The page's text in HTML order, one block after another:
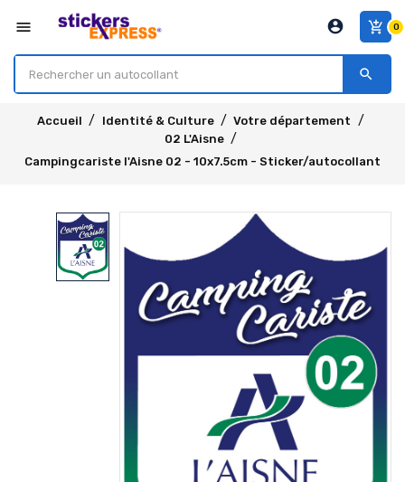
menu add_shopping_cart 0
account_circle
search
Accueil Identité & Culture
Votre département
02 L'Aisne
Campingcariste l'Aisne 02 - 10x7.5cm - Sticker/autocollant